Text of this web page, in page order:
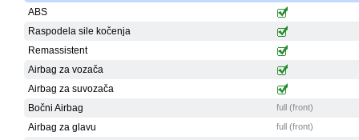
ABS
Raspodela sile kočenja
Remassistent
Airbag za vozača
Airbag za suvozača
Bočni Airbag
full (front)
Airbag za glavu full (front)